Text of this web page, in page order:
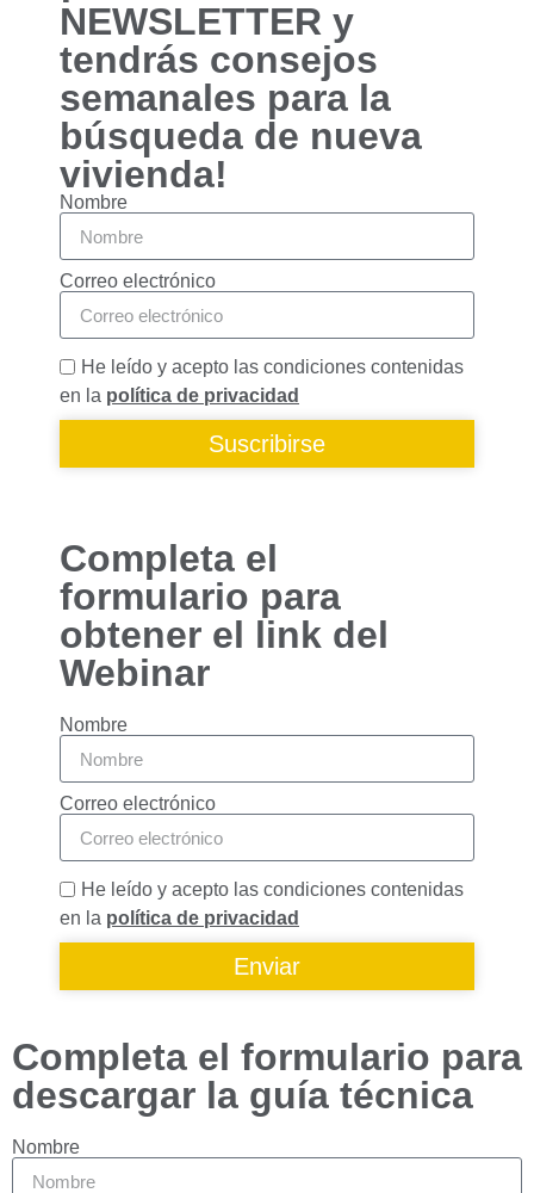
durante tu
visita. Si
rechaza estas
cookies,
algunas
funcionalidades
desaparecerán
de la web.
Marketing
Al compartir tus
intereses y
comportamiento
mientras visitas
nuestro sitio,
aumentas la
NEWSLETTER y
tendrás consejos
semanales para la
búsqueda de nueva
vivienda!
Nombre
Correo electrónico
He leído y acepto las condiciones contenidas
en la política de privacidad
Suscribirse
Completa el
formulario para
obtener el link del
Webinar
Nombre
Correo electrónico
He leído y acepto las condiciones contenidas
en la política de privacidad
Enviar
Completa el formulario para
descargar la guía técnica
Nombre